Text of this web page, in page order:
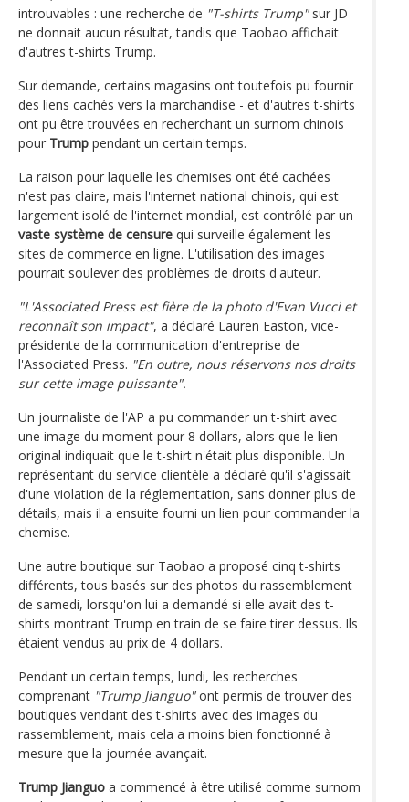
introuvables : une recherche de "T-shirts Trump"sur JD
ne donnait aucun résultat, tandis que Taobao affichait
d'autres t-shirts Trump.
Sur demande, certains magasins ont toutefois pu fournir
des liens cachés vers la marchandise - et d'autres t-shirts
ont pu être trouvées en recherchant un surnom chinois
pour Trump pendant un certain temps.
La raison pour laquelle les chemises ont été cachées
n'est pas claire, mais l'internet national chinois, qui est
largement isolé de l'internet mondial, est contrôlé par un
vaste système de censure qui surveille également les
sites de commerce en ligne. L'utilisation des images
pourrait soulever des problèmes de droits d'auteur.
"L'Associated Press est fière de la photo d'Evan Vucci et
reconnaît son impact", a déclaré Lauren Easton, vice-
présidente de la communication d'entreprise de
l'Associated Press. "En outre, nous réservons nos droits
sur cette image puissante".
Un journaliste de l'AP a pu commander un t-shirt avec
une image du moment pour 8 dollars, alors que le lien
original indiquait que le t-shirt n'était plus disponible. Un
représentant du service clientèle a déclaré qu'il s'agissait
d'une violation de la réglementation, sans donner plus de
détails, mais il a ensuite fourni un lien pour commander la
chemise.
Une autre boutique sur Taobao a proposé cinq t-shirts
différents, tous basés sur des photos du rassemblement
de samedi, lorsqu'on lui a demandé si elle avait des t-
shirts montrant Trump en train de se faire tirer dessus. Ils
étaient vendus au prix de 4 dollars.
Pendant un certain temps, lundi, les recherches
comprenant "Trump Jianguo"ont permis de trouver des
boutiques vendant des t-shirts avec des images du
rassemblement, mais cela a moins bien fonctionné à
mesure que la journée avançait.
Trump Jianguo a commencé à être utilisé comme surnom